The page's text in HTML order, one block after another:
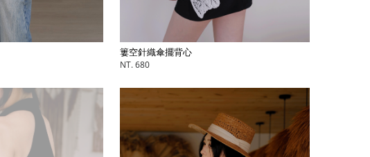
簍空針織傘擺背心
NT. 680